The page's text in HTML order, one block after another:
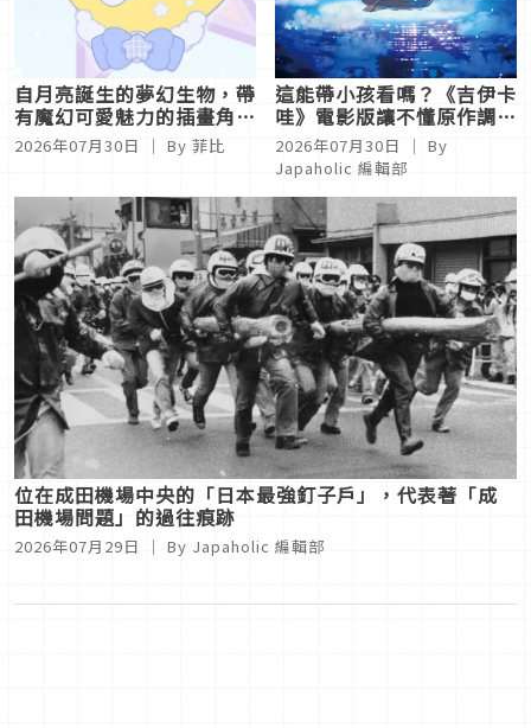
自月亮誕生的夢幻生物，帶
有魔幻可愛魅力的插畫角色
系列「moon friends」
2026年07月30日 ｜ By 菲比
這能帶小孩看嗎？《吉伊卡
哇》電影版讓不懂原作調性
的觀眾嚇傻？話題度持續上
升中！
2026年07月30日
｜ By
Japaholic 編輯部
位在成田機場中央的「日本最強釘子戶」，代表著「成
田機場問題」的過往痕跡
2026年07月29日 ｜ By Japaholic 編輯部